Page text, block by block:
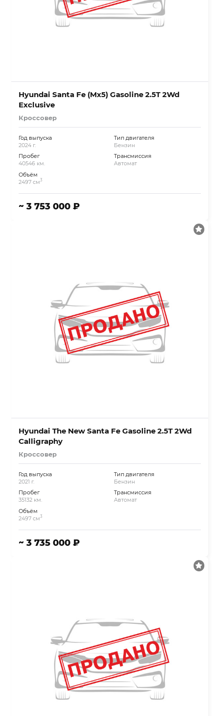
Hyundai Santa Fe (Mx5) Gasoline 2.5T 2Wd
Exclusive
Кроссовер
Год выпуска
2024 г.
Пробег
40546 км.
Объём
2497 см3
Тип двигателя
Бензин
Трансмиссия
Автомат
~ 3 753 000 ₽
Hyundai The New Santa Fe Gasoline 2.5T 2Wd
Calligraphy
Кроссовер
Год выпуска
2021 г.
Пробег
35132 км.
Объём
2497 см3
Тип двигателя
Бензин
Трансмиссия
Автомат
~ 3 735 000 ₽